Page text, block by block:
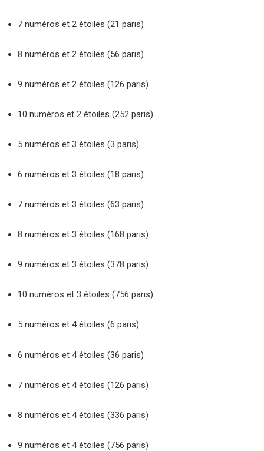
7 numéros et 2 étoiles (21 paris)
8 numéros et 2 étoiles (56 paris)
9 numéros et 2 étoiles (126 paris)
10 numéros et 2 étoiles (252 paris)
5 numéros et 3 étoiles (3 paris)
6 numéros et 3 étoiles (18 paris)
7 numéros et 3 étoiles (63 paris)
8 numéros et 3 étoiles (168 paris)
9 numéros et 3 étoiles (378 paris)
10 numéros et 3 étoiles (756 paris)
5 numéros et 4 étoiles (6 paris)
6 numéros et 4 étoiles (36 paris)
7 numéros et 4 étoiles (126 paris)
8 numéros et 4 étoiles (336 paris)
9 numéros et 4 étoiles (756 paris)